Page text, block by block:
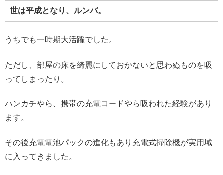
世は平成となり、ルンバ。
うちでも一時期大活躍でした。
ただし、部屋の床を綺麗にしておかないと思わぬものを吸
ってしまったり。
ハンカチやら、携帯の充電コードやら吸われた経験があり
ます。
その後充電電池パックの進化もあり充電式掃除機が実用域
に入ってきました。